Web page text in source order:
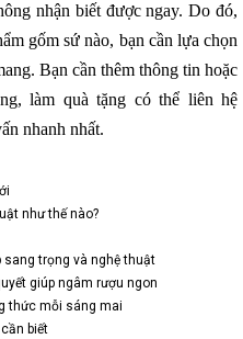
nhận biết được ngay. Do đó,
gốm sứ nào, bạn cần lựa chọn
Bạn cần thêm thông tin hoặc
làm quà tặng có thể liên hệ
nhanh nhất.
như thế nào?
sang trọng và nghệ thuật
giúp ngâm rượu ngon
thức mỗi sáng mai
biết